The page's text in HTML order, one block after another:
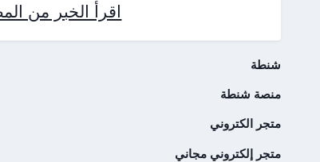
اقرأ الخبر من
شنطة
منصة شنطة
متجر الكتروني
متجر إلكتروني مجاني